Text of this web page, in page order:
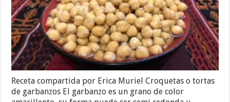
Receta compartida por Erica Muriel Croquetas o tortas
de garbanzos El garbanzo es un grano de color